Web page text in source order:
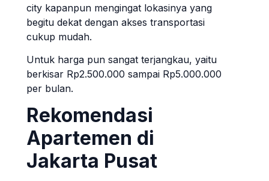
city kapanpun mengingat lokasinya yang
begitu dekat dengan akses transportasi
cukup mudah.
Untuk harga pun sangat terjangkau, yaitu
berkisar Rp2.500.000 sampai Rp5.000.000
per bulan.
Rekomendasi
Apartemen di
Jakarta Pusat